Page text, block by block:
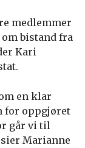
medlemmer
bistand fra
Kari
en klar
for oppgjøret
går vi til
Marianne